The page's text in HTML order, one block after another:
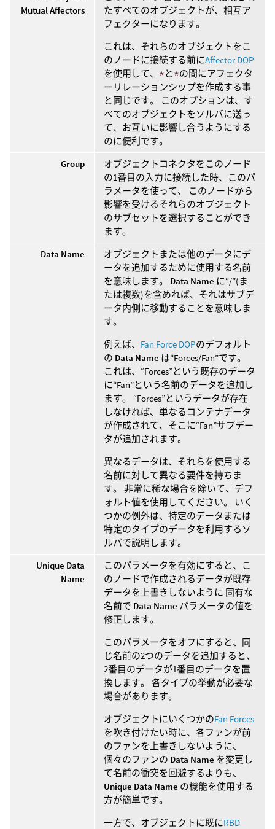
Mutual Affectors
たすべてのオブジェクトが、相互ア
フェクターになります。
これは、それらのオブジェクトをこ
のノードに接続する前にAffector DOP
を使用して、 *と *の間にアフェクタ
ーリレーションシップを作成する事
と同じです。 このオプションは、す
べてのオブジェクトをソルバに送っ
て、お互いに影響し合うようにする
のに便利です。
Group
オブジェクトコネクタをこのノード
の1番目の入力に接続した時、このパ
ラメータを使って、 このノードから
影響を受けるそれらのオブジェクト
のサブセットを選択することができ
ます。
Data Name
オブジェクトまたは他のデータにデ
ータを追加するために使用する名前
を意味します。 Data Name に“/”(ま
たは複数)を含めれば、それはサブデ
ータ内側に移動することを意味しま
す。
例えば、 Fan Force DOPのデフォルト
の Data Name は“Forces/Fan”です。
これは、“Forces”という既存のデータ
に“Fan”という名前のデータを追加し
ます。 “Forces”というデータが存在
しなければ、単なるコンテナデータ
が作成されて、そこに“Fan”サブデー
タが追加されます。
異なるデータは、それらを使用する
名前に対して異なる要件を持ちま
す。 非常に稀な場合を除いて、デフ
ォルト値を使用してください。 いく
つかの例外は、特定のデータまたは
特定のタイプのデータを利用するソ
ルバで説明します。
Unique Data
Name
このパラメータを有効にすると、こ
のノードで作成されるデータが既存
データを上書きしないように 固有な
名前で Data Name パラメータの値を
修正します。
このパラメータをオフにすると、同
じ名前の2つのデータを追加すると、
2番目のデータが1番目のデータを置
換します。 各タイプの挙動が必要な
場合があります。
オブジェクトにいくつかのFan Forces
を吹き付けたい時に、各ファンが前
のファンを上書きしないように、
個々のファンの Data Name を変更し
て名前の衝突を回避するよりも、
Unique Data Name の機能を使用する
方が簡単です。
一方で、オブジェクトに既にRBD